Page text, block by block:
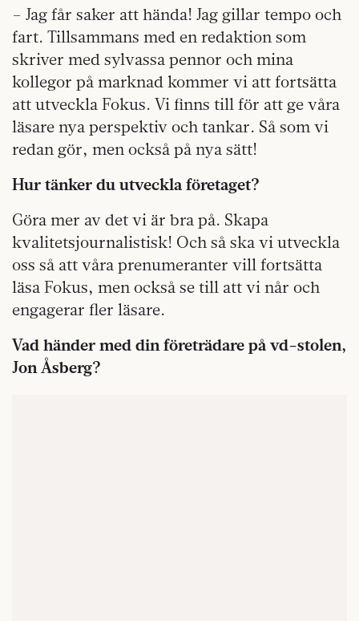
– Jag får saker att hända! Jag gillar tempo och
fart. Tillsammans med en redaktion som
skriver med sylvassa pennor och mina
kollegor på marknad kommer vi att fortsätta
att utveckla Fokus. Vi finns till för att ge våra
läsare nya perspektiv och tankar. Så som vi
redan gör, men också på nya sätt!
Hur tänker du utveckla företaget?
Göra mer av det vi är bra på. Skapa
kvalitetsjournalistisk! Och så ska vi utveckla
oss så att våra prenumeranter vill fortsätta
läsa Fokus, men också se till att vi når och
engagerar fler läsare.
Vad händer med din företrädare på vd-stolen,
Jon Åsberg?